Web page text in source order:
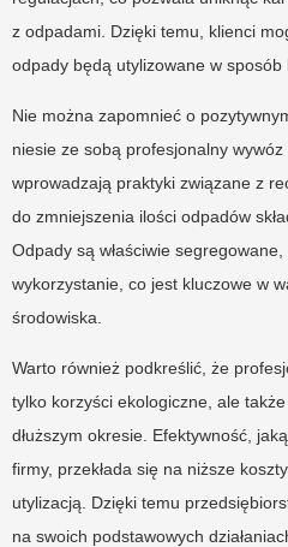
z odpadami. Dzięki temu, klienci
odpady będą utylizowane w sposób
Nie można zapomnieć o
niesie ze sobą profesjonalny
wprowadzają praktyki związane z
do zmniejszenia ilości odpadów
Odpady są właściwie
wykorzystanie, co jest kluczowe w
środowiska.
Warto również podkreślić, że
tylko korzyści ekologiczne, ale
dłuższym okresie. Efektywność,
firmy, przekłada się na niższe
utylizacją. Dzięki temu
na swoich podstawowych